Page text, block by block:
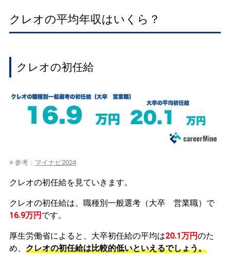
クレオの平均年収はいくら？
クレオの初任給
※ 参考： マイナビ2024
クレオの初任給を見ていきます。
クレオの初任給は、職種別一般選考（大卒 営業職）で
16.9万円 です。
厚生労働省によると、大卒初任給の平均は20.1万円のた
め、 クレオの初任給は比較的低いといえるでしょう。